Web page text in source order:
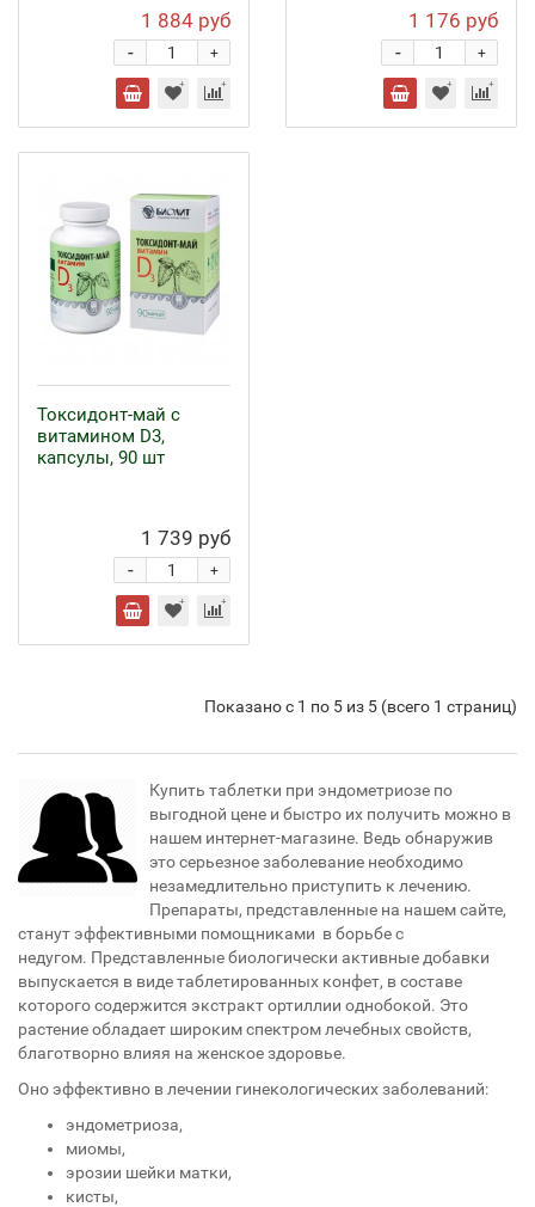
1 884 руб
+
-
1 176 руб
+
-
Токсидонт-май с
витамином D3,
капсулы, 90 шт
1 739 руб
+
-
Показано с 1 по 5 из 5 (всего 1 страниц)
Купить таблетки при эндометриозе по
выгодной цене и быстро их получить можно в
нашем интернет-магазине. Ведь обнаружив
это серьезное заболевание необходимо
незамедлительно приступить к лечению.
Препараты, представленные на нашем сайте,
станут эффективными помощниками в борьбе с
недугом. Представленные биологически активные добавки
выпускается в виде таблетированных конфет, в составе
которого содержится экстракт ортиллии однобокой. Это
растение обладает широким спектром лечебных свойств,
благотворно влияя на женское здоровье.
Оно эффективно в лечении гинекологических заболеваний:
эндометриоза,
миомы,
эрозии шейки матки,
кисты,